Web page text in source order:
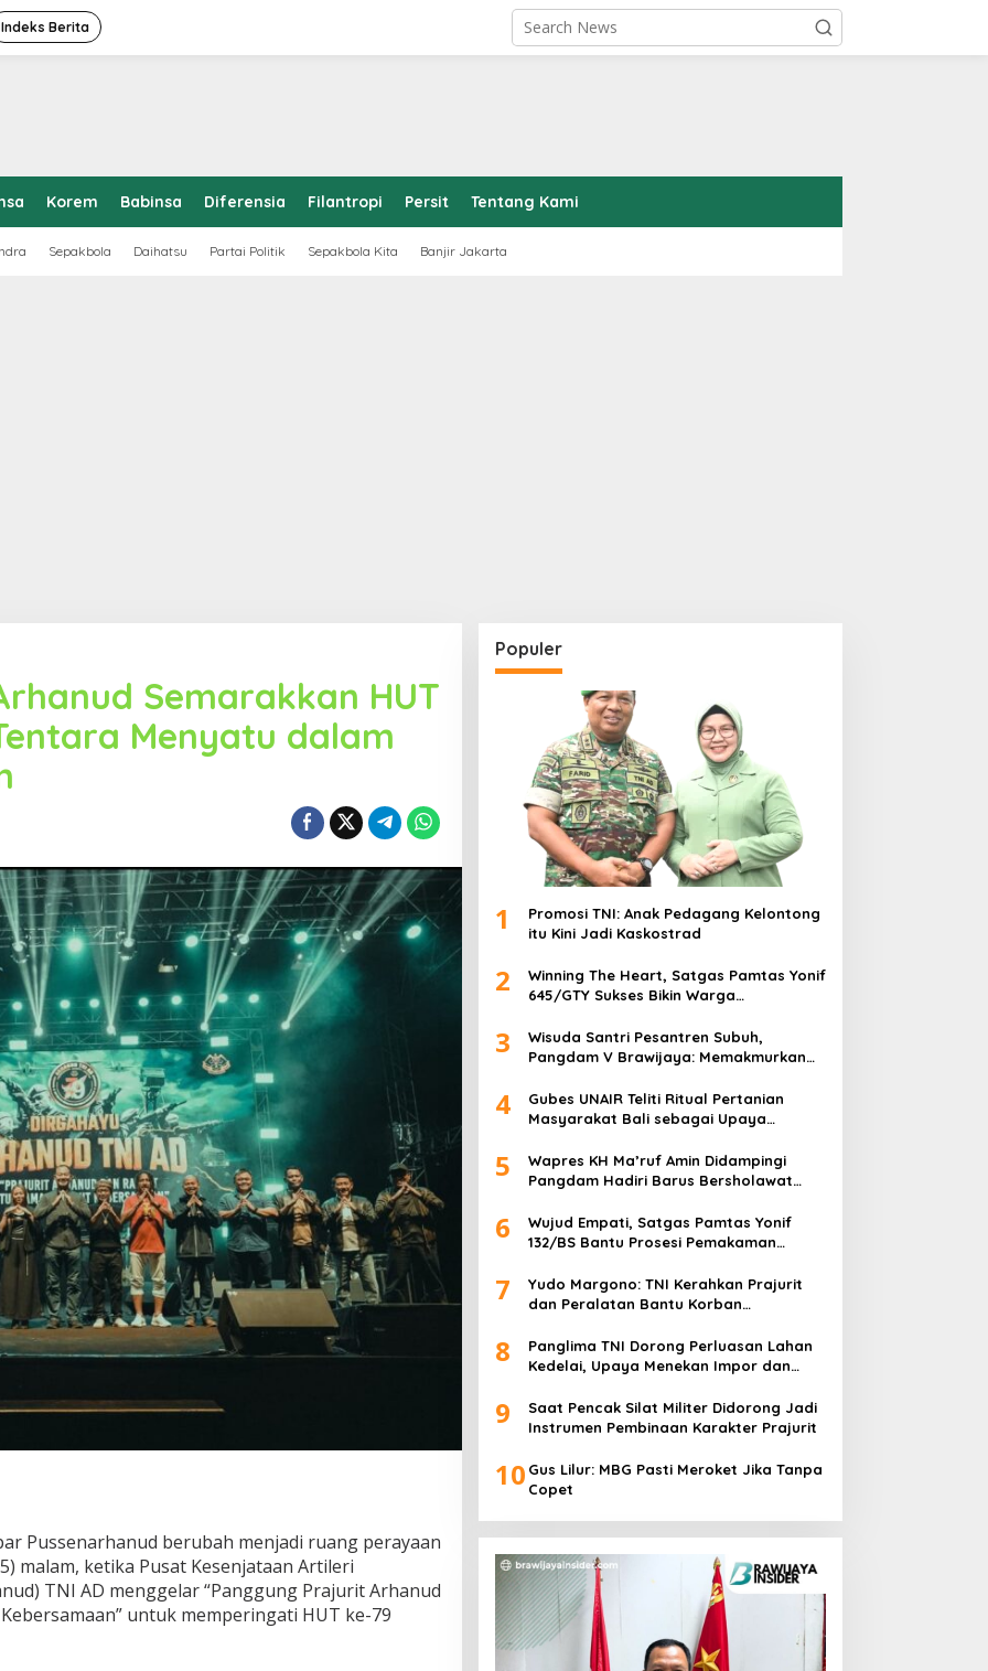
Indeks Berita
Korem Babinsa Diferensia Filantropi Persit Tentang Kami
Sepakbola Daihatsu Partai Politik Sepakbola Kita Banjir Jakarta
Semarakkan HUT
Menyatu dalam
Pussenarhanud berubah menjadi ruang perayaan
malam, ketika Pusat Kesenjataan Artileri
TNI AD menggelar “Panggung Prajurit Arhanud
untuk memperingati HUT ke-79
Populer
1
Promosi TNI: Anak Pedagang Kelontong
itu Kini Jadi Kaskostrad
2
Winning The Heart, Satgas Pamtas Yonif
645/GTY Sukses Bikin Warga
3
Wisuda Santri Pesantren Subuh,
Pangdam V Brawijaya: Memakmurkan
4
Gubes UNAIR Teliti Ritual Pertanian
Masyarakat Bali sebagai Upaya
5
Wapres KH Ma’ruf Amin Didampingi
Pangdam Hadiri Barus Bersholawat
6
Wujud Empati, Satgas Pamtas Yonif
132/BS Bantu Prosesi Pemakaman
7
Yudo Margono: TNI Kerahkan Prajurit
dan Peralatan Bantu Korban
8
Panglima TNI Dorong Perluasan Lahan
Kedelai, Upaya Menekan Impor dan
9
Saat Pencak Silat Militer Didorong Jadi
Instrumen Pembinaan Karakter Prajurit
10 Gus Lilur: MBG Pasti Meroket Jika Tanpa
Copet